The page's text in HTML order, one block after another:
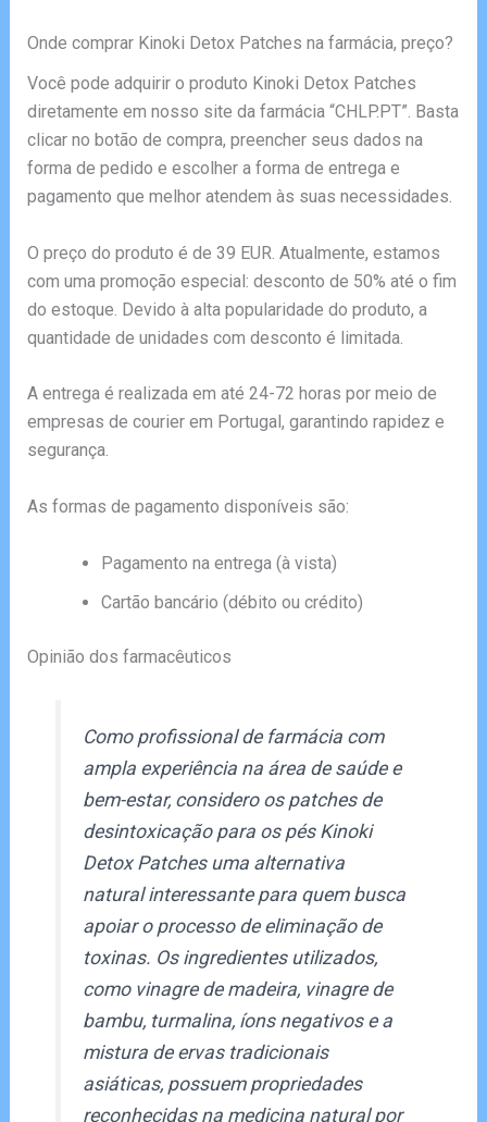
Onde comprar Kinoki Detox Patches na farmácia, preço?
Você pode adquirir o produto Kinoki Detox Patches
diretamente em nosso site da farmácia “CHLP.PT”. Basta
clicar no botão de compra, preencher seus dados na
forma de pedido e escolher a forma de entrega e
pagamento que melhor atendem às suas necessidades.
O preço do produto é de 39 EUR. Atualmente, estamos
com uma promoção especial: desconto de 50% até o fim
do estoque. Devido à alta popularidade do produto, a
quantidade de unidades com desconto é limitada.
A entrega é realizada em até 24-72 horas por meio de
empresas de courier em Portugal, garantindo rapidez e
segurança.
As formas de pagamento disponíveis são:
Pagamento na entrega (à vista)
Cartão bancário (débito ou crédito)
Opinião dos farmacêuticos
Como profissional de farmácia com
ampla experiência na área de saúde e
bem-estar, considero os patches de
desintoxicação para os pés Kinoki
Detox Patches uma alternativa
natural interessante para quem busca
apoiar o processo de eliminação de
toxinas. Os ingredientes utilizados,
como vinagre de madeira, vinagre de
bambu, turmalina, íons negativos e a
mistura de ervas tradicionais
asiáticas, possuem propriedades
reconhecidas na medicina natural por